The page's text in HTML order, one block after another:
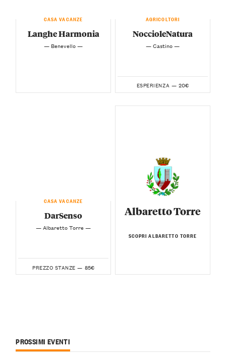
CASA VACANZE
Langhe Harmonia
— Benevello —
AGRICOLTORI
NoccioleNatura
— Castino —
ESPERIENZA — 20€
CASA VACANZE
DarSenso
— Albaretto Torre —
PREZZO STANZE — 85€
Albaretto Torre
SCOPRI ALBARETTO TORRE
PROSSIMI EVENTI